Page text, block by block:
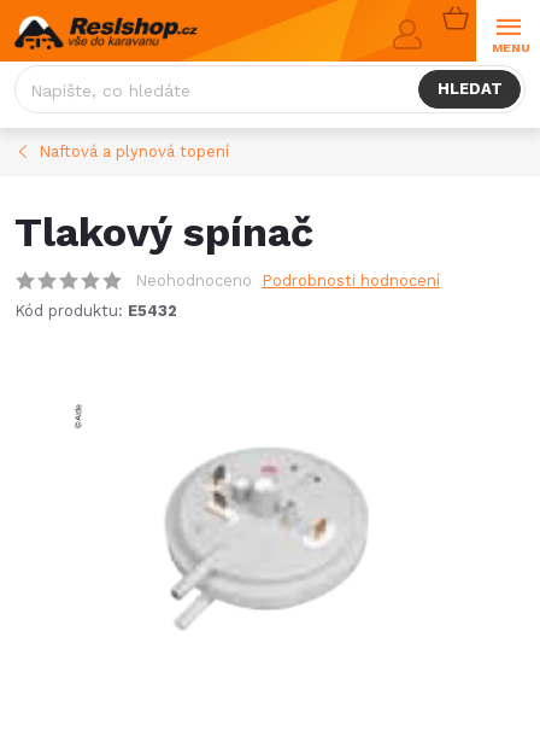
Přejít
na
obsah
HLEDAT
NÁKUPNÍ
KOŠÍK
Naftová a plynová topení
Tlakový spínač
Neohodnoceno
Podrobnosti hodnocení
Kód produktu: E5432